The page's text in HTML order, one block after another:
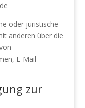
oder juristische
anderen über die
E-Mail-
zur